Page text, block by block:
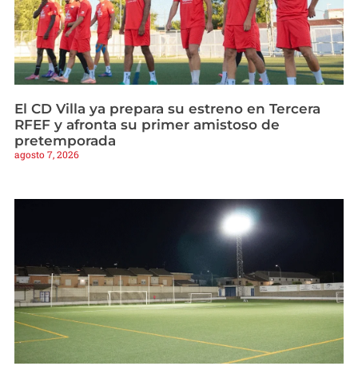
El CD Villa ya prepara su estreno en Tercera
RFEF y afronta su primer amistoso de
pretemporada
agosto 7, 2026